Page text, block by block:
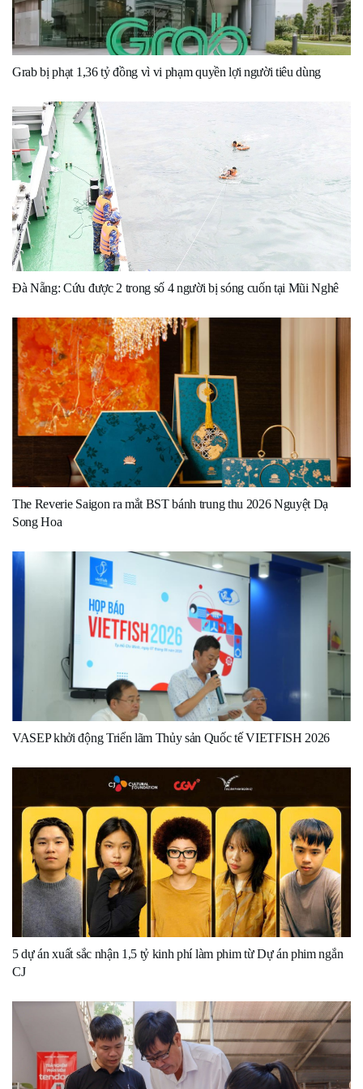
Grab bị phạt 1,36 tỷ đồng vì vi phạm quyền lợi người tiêu dùng
Đà Nẵng: Cứu được 2 trong số 4 người bị sóng cuốn tại Mũi Nghê
The Reverie Saigon ra mắt BST bánh trung thu 2026 Nguyệt Dạ
Song Hoa
VASEP khởi động Triển lãm Thủy sản Quốc tế VIETFISH 2026
5 dự án xuất sắc nhận 1,5 tỷ kinh phí làm phim từ Dự án phim ngắn
CJ